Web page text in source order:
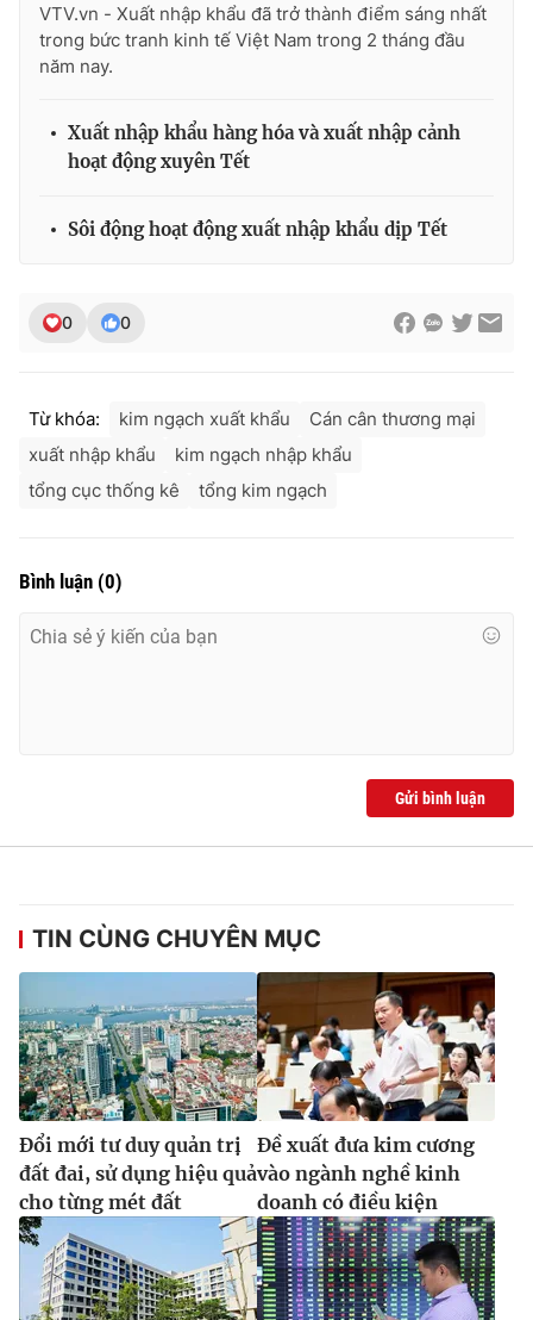
VTV.vn - Xuất nhập khẩu đã trở thành điểm sáng nhất
trong bức tranh kinh tế Việt Nam trong 2 tháng đầu
năm nay.
Xuất nhập khẩu hàng hóa và xuất nhập cảnh
hoạt động xuyên Tết
Sôi động hoạt động xuất nhập khẩu dịp Tết
0 0
Từ khóa: kim ngạch xuất khẩu
Cán cân thương mại
xuất nhập khẩu
kim ngạch nhập khẩu
tổng cục thống kê
tổng kim ngạch
Bình luận (0)
Gửi bình luận
TIN CÙNG CHUYÊN MỤC
Đổi mới tư duy quản trị
đất đai, sử dụng hiệu quả
cho từng mét đất
Đề xuất đưa kim cương
vào ngành nghề kinh
doanh có điều kiện